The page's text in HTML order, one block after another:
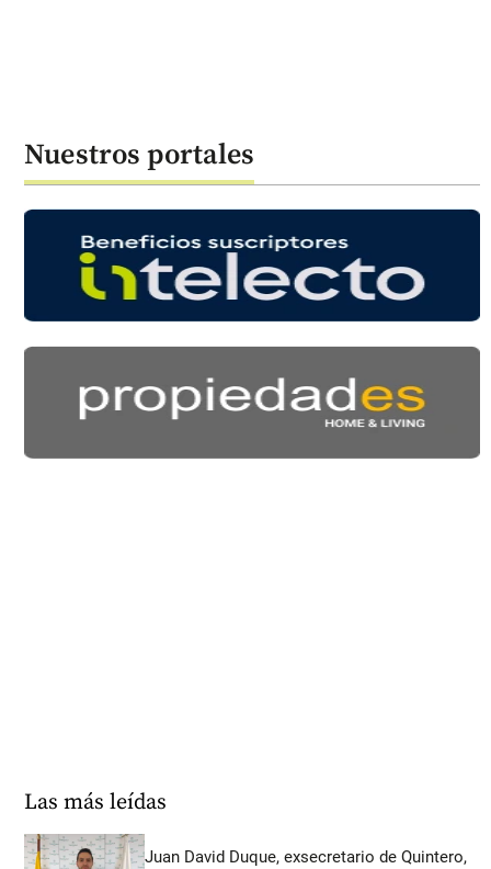
Nuestros portales
Las más leídas
Juan David Duque, exsecretario de Quintero,